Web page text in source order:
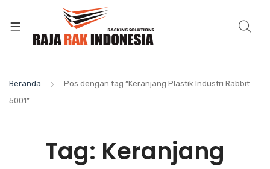
Beranda
Pos dengan tag “Keranjang Plastik Industri Rabbit
5001”
Tag: Keranjang